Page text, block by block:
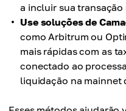
a incluir sua
Use soluções de
como Arbitrum ou
mais rápidas com as
conectado ao
liquidação na mainnet